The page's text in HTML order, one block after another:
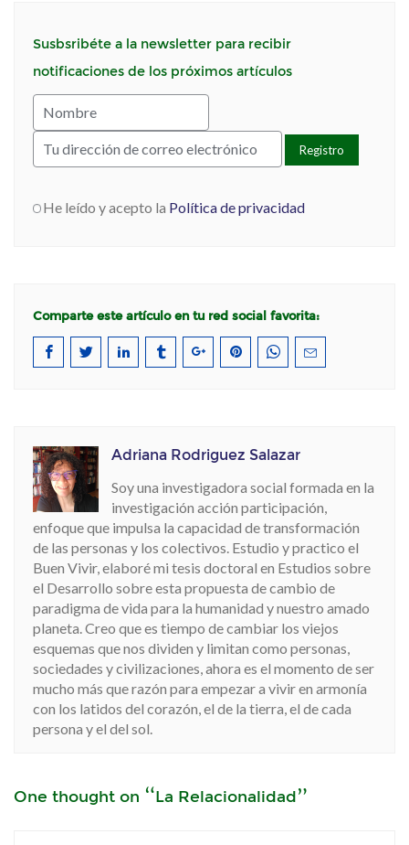
Susbsribéte a la newsletter para recibir
notificaciones de los próximos artículos
He leído y acepto la Política de privacidad
Comparte este artículo en tu red social favorita:
Adriana Rodriguez Salazar
Soy una investigadora social formada en la
investigación acción participación,
enfoque que impulsa la capacidad de transformación
de las personas y los colectivos. Estudio y practico el
Buen Vivir, elaboré mi tesis doctoral en Estudios sobre
el Desarrollo sobre esta propuesta de cambio de
paradigma de vida para la humanidad y nuestro amado
planeta. Creo que es tiempo de cambiar los viejos
esquemas que nos dividen y limitan como personas,
sociedades y civilizaciones, ahora es el momento de ser
mucho más que razón para empezar a vivir en armonía
con los latidos del corazón, el de la tierra, el de cada
persona y el del sol.
One thought on “La Relacionalidad”